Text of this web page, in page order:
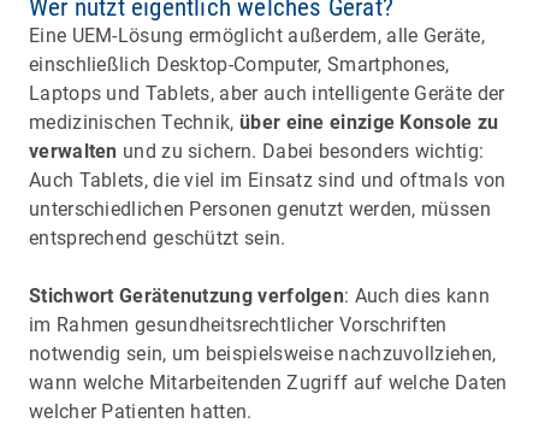
Wer nutzt eigentlich welches Gerät?
Eine UEM-Lösung ermöglicht außerdem, alle Geräte,
einschließlich Desktop-Computer, Smartphones,
Laptops und Tablets, aber auch intelligente Geräte der
medizinischen Technik, über eine einzige Konsole zu
verwalten und zu sichern. Dabei besonders wichtig:
Auch Tablets, die viel im Einsatz sind und oftmals von
unterschiedlichen Personen genutzt werden, müssen
entsprechend geschützt sein.
Stichwort Gerätenutzung verfolgen: Auch dies kann
im Rahmen gesundheitsrechtlicher Vorschriften
notwendig sein, um beispielsweise nachzuvollziehen,
wann welche Mitarbeitenden Zugriff auf welche Daten
welcher Patienten hatten.